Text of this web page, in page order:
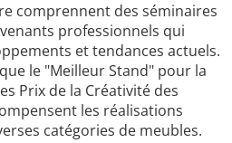
comprennent des séminaires
professionnels qui
et tendances actuels.
le "Meilleur Stand" pour la
Prix de la Créativité des
les réalisations
catégories de meubles.